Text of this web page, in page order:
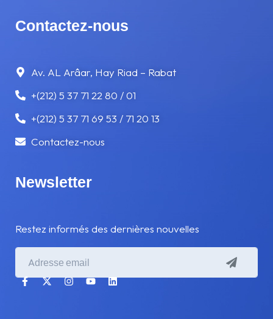
TRAMWAY
VOYAGE
Contactez-nous
Av. AL Arâar, Hay Riad – Rabat
+(212) 5 37 71 22 80 / 01
+(212) 5 37 71 69 53 / 71 20 13
Contactez-nous
Newsletter
Restez informés des dernières nouvelles